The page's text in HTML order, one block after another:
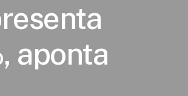
aponta